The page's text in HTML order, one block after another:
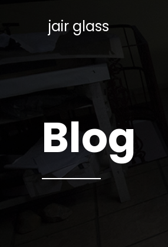
jair glass
Blog